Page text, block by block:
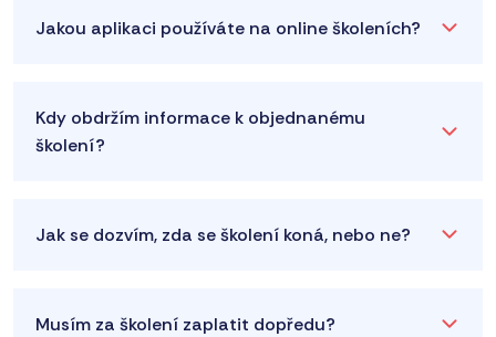
Jakou aplikaci používáte na online školeních?
Kdy obdržím informace k objednanému
školení?
Jak se dozvím, zda se školení koná, nebo ne?
Musím za školení zaplatit dopředu?